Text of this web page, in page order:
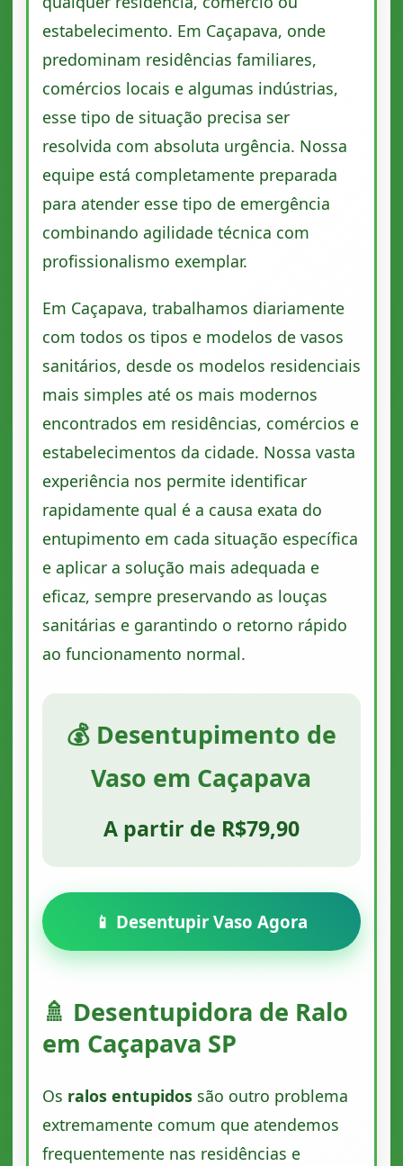
estabelecimento. Em Caçapava, onde
predominam residências familiares,
comércios locais e algumas indústrias,
esse tipo de situação precisa ser
resolvida com absoluta urgência. Nossa
equipe está completamente preparada
para atender esse tipo de emergência
combinando agilidade técnica com
profissionalismo exemplar.
Em Caçapava, trabalhamos diariamente
com todos os tipos e modelos de vasos
sanitários, desde os modelos residenciais
mais simples até os mais modernos
encontrados em residências, comércios e
estabelecimentos da cidade. Nossa vasta
experiência nos permite identificar
rapidamente qual é a causa exata do
entupimento em cada situação específica
e aplicar a solução mais adequada e
eficaz, sempre preservando as louças
sanitárias e garantindo o retorno rápido
ao funcionamento normal.
💰 Desentupimento de
Vaso em Caçapava
A partir de R$79,90
📱 Desentupir Vaso Agora
🚿 Desentupidora de Ralo
em Caçapava SP
Os ralos entupidossão outro problema
extremamente comum que atendemos
frequentemente nas residências e